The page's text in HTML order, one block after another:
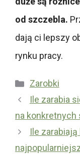
od szczebla.
dają ci lepszy
rynku pracy.
Kategorie
Zarobki
Ile zarabia
na
Ile